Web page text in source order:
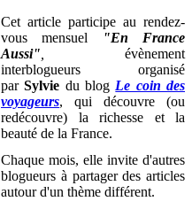
Cet article participe au rendez-
vous mensuel
"En France
Aussi"
évènement
interblogueurs organisé
parSylvie du blog Le coin des
voyageurs, qui découvre (ou
redécouvre) la richesse et la
beauté de la France.
Chaque mois, elle invite d'autres
blogueurs à partager des articles
autour d'un thème différent.